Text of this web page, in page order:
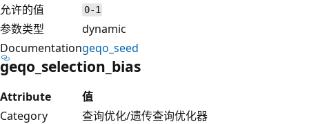
允许的值 0-1
参数类型
dynamic
Documentationgeqo_seed
geqo_selection_bias
Attribute
值
Category
查询优化/遗传查询优化器